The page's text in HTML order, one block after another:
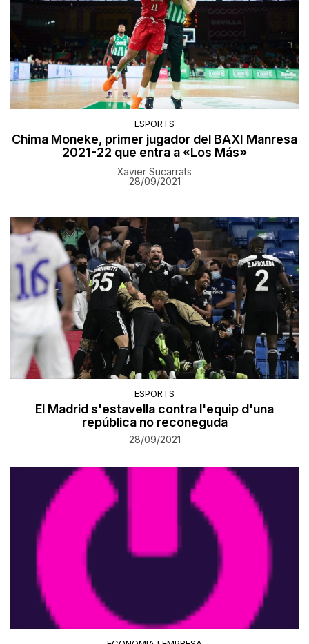
ESPORTS
Chima Moneke, primer jugador del BAXI Manresa
2021-22 que entra a «Los Más»
Xavier Sucarrats
28/09/2021
ESPORTS
El Madrid s'estavella contra l'equip d'una
república no reconeguda
28/09/2021